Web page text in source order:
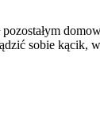
pozostałym
sobie kącik,